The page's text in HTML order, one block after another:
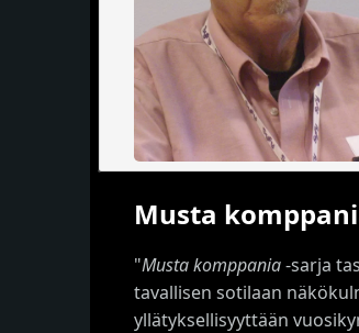
Musta
"Musta komppania-sarja
tavallisen sotilaan
yllätyksellisyyttään